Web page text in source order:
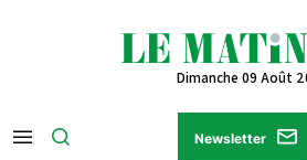
Dimanche 09 Août
Newsletter